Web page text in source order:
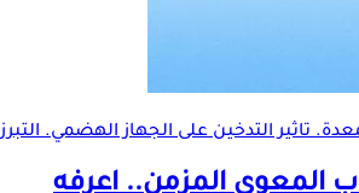
تاثير التدخين على الجهاز الهضمي.
المعوي المزمن.. اعرفه